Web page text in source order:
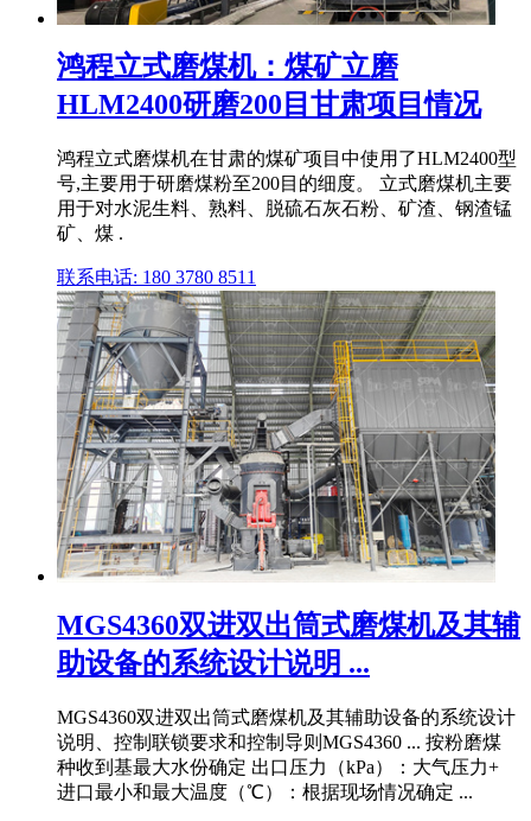
鸿程立式磨煤机：煤矿立磨
HLM2400研磨200目甘肃项目情况
鸿程立式磨煤机在甘肃的煤矿项目中使用了HLM2400型
号,主要用于研磨煤粉至200目的细度。 立式磨煤机主要
用于对水泥生料、熟料、脱硫石灰石粉、矿渣、钢渣锰
矿、煤 .
联系电话: 180 3780 8511
MGS4360双进双出筒式磨煤机及其辅
助设备的系统设计说明 ...
MGS4360双进双出筒式磨煤机及其辅助设备的系统设计
说明、控制联锁要求和控制导则MGS4360 ... 按粉磨煤
种收到基最大水份确定 出口压力（kPa）：大气压力+
进口最小和最大温度（℃）：根据现场情况确定 ...